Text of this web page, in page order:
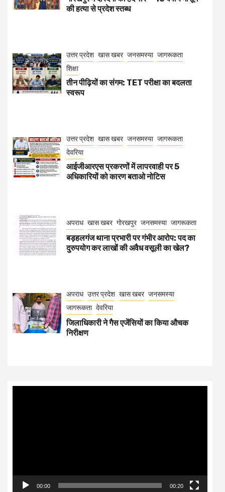
की हत्या से प्रदेश स्तब्ध
उत्तर प्रदेश खास खबर जनसमस्या जागरूकता
शिक्षा
तीन पीढ़ियों का संगम: TET परीक्षा का बदलता
स्वरूप
उत्तर प्रदेश खास खबर जनसमस्या जागरूकता
देवरिया
आईजीआरएस प्रकरणों में लापरवाही पर 5
अधिकारियों को कारण बताओ नोटिस
अपराध खास खबर गोरखपुर जनसमस्या जागरूकता
बड़हलगंज थाना प्रभारी पर गंभीर आरोप: पद का
दुरुपयोग कर लाखों की अवैध वसूली का खेल?
अपराध उत्तर प्रदेश खास खबर जनसमस्या
जागरूकता देवरिया
जिलाधिकारी ने गैस एजेंसियों का किया औचक
निरीक्षण
00:00 00:20